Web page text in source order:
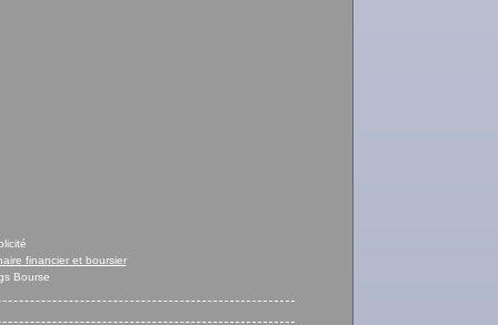
financier et boursier
Bourse